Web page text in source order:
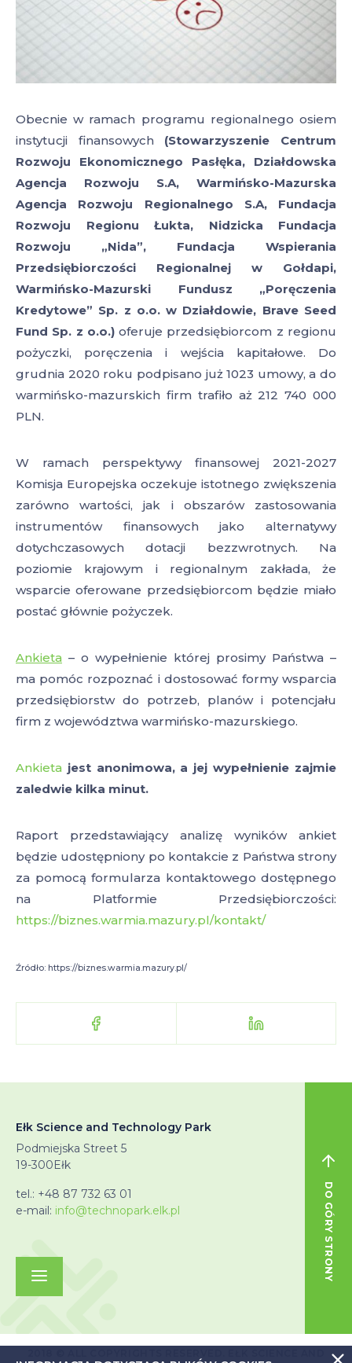
Obecnie w ramach programu regionalnego osiem
instytucji finansowych (Stowarzyszenie Centrum
Rozwoju Ekonomicznego Pasłęka, Działdowska
Agencja Rozwoju S.A, Warmińsko-Mazurska
Agencja Rozwoju Regionalnego S.A, Fundacja
Rozwoju Regionu Łukta, Nidzicka Fundacja
Rozwoju „Nida”, Fundacja Wspierania
Przedsiębiorczości Regionalnej w Gołdapi,
Warmińsko-Mazurski Fundusz „Poręczenia
Kredytowe” Sp. z o.o. w Działdowie, Brave Seed
Fund Sp. z o.o.)oferuje przedsiębiorcom z regionu
pożyczki, poręczenia i wejścia kapitałowe. Do
grudnia 2020 roku podpisano już 1023 umowy, a do
warmińsko-mazurskich firm trafiło aż 212 740 000
PLN.
W ramach perspektywy finansowej 2021-2027
Komisja Europejska oczekuje istotnego zwiększenia
zarówno wartości, jak i obszarów zastosowania
instrumentów finansowych jako alternatywy
dotychczasowych dotacji bezzwrotnych. Na
poziomie krajowym i regionalnym zakłada, że
wsparcie oferowane przedsiębiorcom będzie miało
postać głównie pożyczek.
Ankieta – o wypełnienie której prosimy Państwa –
ma pomóc rozpoznać i dostosować formy wsparcia
przedsiębiorstw do potrzeb, planów i potencjału
firm z województwa warmińsko-mazurskiego.
Ankieta jest anonimowa, a jej wypełnienie zajmie
zaledwie kilka minut.
Raport przedstawiający analizę wyników ankiet
będzie udostępniony po kontakcie z Państwa strony
za pomocą formularza kontaktowego dostępnego
na Platformie Przedsiębiorczości:
https://biznes.warmia.mazury.pl/kontakt/
Źródło: https://biznes.warmia.mazury.pl/
Ełk Science and Technology Park
Podmiejska Street 5
19-300Ełk
tel.: +48 87 732 63 01
e-mail: info@technopark.elk.pl DO GÓRY STRONY